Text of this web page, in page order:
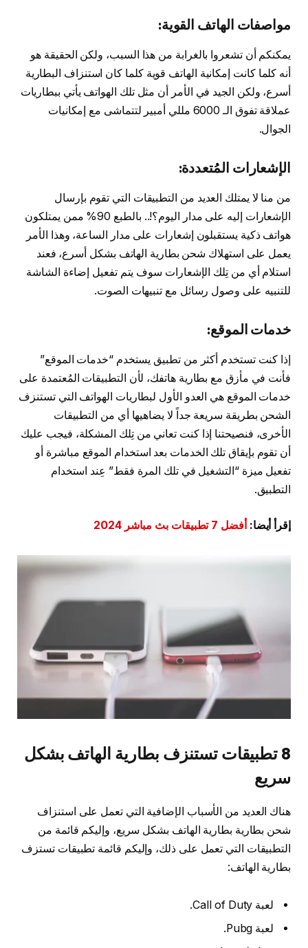
مواصفات الهاتف القوية:
يمكنكم أن تشعروا بالغرابة من هذا السبب، ولكن الحقيقة هو
أنه كلما كانت إمكانية الهاتف قوية كلما كان استنزاف البطارية
أسرع، ولكن الجيد في الأمر أن مثل تلك الهواتف يأتي ببطاريات
عملاقة تفوق الـ 6000 مللي أمبير لتتماشى مع إمكانيات
الجوال.
الإشعارات المُتعددة:
من منا لا يمتلك العديد من التطبيقات التي تقوم بإرسال
الإشعارات إليه على مدار اليوم؟!.. بالطبع 90% ممن يمتلكون
هواتف ذكية يستقبلون إشعارات على مدار الساعة، وهذا الأمر
يعمل على استهلاك شحن بطارية الهاتف بشكل أسرع، فعند
استلام أي من تِلك الإشعارات سوف يتم تفعيل إضاءة الشاشة
للتنبيه على وصول رسائل مع تنبيهات الصوت.
خدمات الموقع:
إذا كنت تستخدم أكثر من تطبيق يستخدم “خدمات الموقع”
فأنت في مأزق مع بطارية هاتفك، لأن التطبيقات المُعتمدة على
خدمات الموقع هي العدو الأول لبطاريات الهواتف التي تستنزف
الشحن بطريقة سريعة جداً لا يضاهيها أي من التطبيقات
الأخرى، فنصيحتنا إذا كنت تعاني من تِلك المشكلة، فيجب عليك
أن تقوم بإيقاق تلك الخدمات بعد استخدام الموقع مباشرة أو
تفعيل ميزة “التشغيل في تلك المرة فقط” عِند استخدام
التطبيق.
إقرأ أيضا: أفضل 7 تطبيقات بث مباشر 2024
8 تطبيقات تستنزف بطارية الهاتف بشكل
سريع
هناك العديد من الأسباب الإضافية التي تعمل على استنزاف
شحن بطارية بطارية الهاتف بشكل سريع، وإليكم قائمة من
التطبيقات التي تعمل على ذلك، وإليكم قائمة تطبيقات تستزف
بطارية الهاتف:
لعبة Call of Duty.
لعبة Pubg.